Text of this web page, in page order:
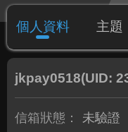
個人資料 主題
jkpay0518(UID:
信箱狀態：
未驗證